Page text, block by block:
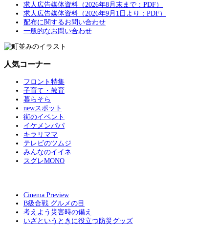
求人広告媒体資料（2026年8月末まで：PDF）
求人広告媒体資料（2026年9月1日より：PDF）
配布に関するお問い合わせ
一般的なお問い合わせ
人気コーナー
フロント特集
子育て・教育
暮らそら
newスポット
街のイベント
イケメンパパ
キラリママ
テレビのツムジ
みんなのイイネ
スグレMONO
Cinema Preview
B級合戦 グルメの目
考えよう災害時の備え
いざというときに役立つ防災グッズ